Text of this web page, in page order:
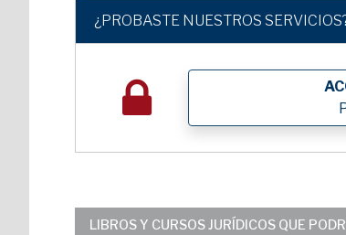
¿PROBASTE NUESTROS
LIBROS Y CURSOS JURÍDICOS QUE